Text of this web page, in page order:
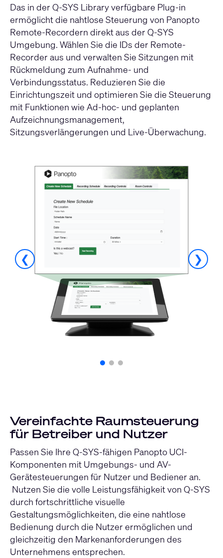
Das in der Q-SYS Libraryverfügbare Plug-in
ermöglicht die nahtlose Steuerung von Panopto
Remote-Recordern direkt aus der Q-SYS
Umgebung. Wählen Sie die IDs der Remote-
Recorder aus und verwalten Sie Sitzungen mit
Rückmeldung zum Aufnahme- und
Verbindungsstatus. Reduzieren Sie die
Einrichtungszeit und optimieren Sie die Steuerung
mit Funktionen wie Ad-hoc- und geplanten
Aufzeichnungsmanagement,
Sitzungsverlängerungen und Live-Überwachung.
❮ ❯
Vereinfachte Raumsteuerung
für Betreiber und Nutzer
Passen Sie Ihre Q-SYS-fähigen Panopto UCI-
Komponenten mit Umgebungs- und AV-
Gerätesteuerungen für Nutzer und Bediener an.
Nutzen Sie die volle Leistungsfähigkeit von Q-SYS
durch fortschrittliche visuelle
Gestaltungsmöglichkeiten, die eine nahtlose
Bedienung durch die Nutzer ermöglichen und
gleichzeitig den Markenanforderungen des
Unternehmens entsprechen.